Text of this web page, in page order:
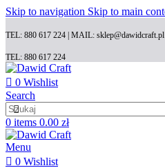
Skip to navigation Skip to main
TEL: 880 617 224 | MAIL: sklep@dawidcraft.pl
TEL: 880 617 224
0 Wishlist
Search
0 items 0.00 zł
Menu
0 Wishlist